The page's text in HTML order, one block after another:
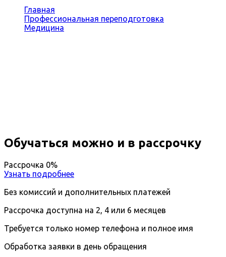
Главная
Профессиональная переподготовка
Медицина
Обучаться можно и в рассрочку
Рассрочка 0%
Узнать подробнее
Без комиссий и дополнительных платежей
Рассрочка доступна на 2, 4 или 6 месяцев
Требуется только номер телефона и полное имя
Обработка заявки в день обращения